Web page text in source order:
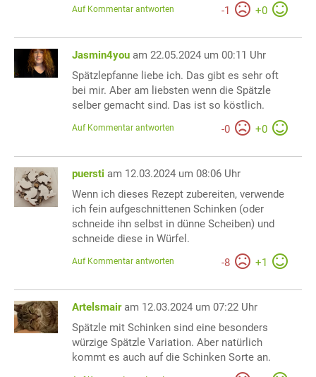
-1 +0
Auf Kommentar antworten
Jasmin4you am 22.05.2024 um 00:11 Uhr
Spätzlepfanne liebe ich. Das gibt es sehr oft
bei mir. Aber am liebsten wenn die Spätzle
selber gemacht sind. Das ist so köstlich.
-0 +0
Auf Kommentar antworten
puersti am 12.03.2024 um 08:06 Uhr
Wenn ich dieses Rezept zubereiten, verwende
ich fein aufgeschnittenen Schinken (oder
schneide ihn selbst in dünne Scheiben) und
schneide diese in Würfel.
-8 +1
Auf Kommentar antworten
Artelsmair am 12.03.2024 um 07:22 Uhr
Spätzle mit Schinken sind eine besonders
würzige Spätzle Variation. Aber natürlich
kommt es auch auf die Schinken Sorte an.